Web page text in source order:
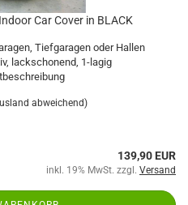
Car Cover in BLACK
Tiefgaragen oder Hallen
lackschonend, 1-lagig
abweichend)
139,90 EUR
inkl. 19% MwSt. zzgl. Versand